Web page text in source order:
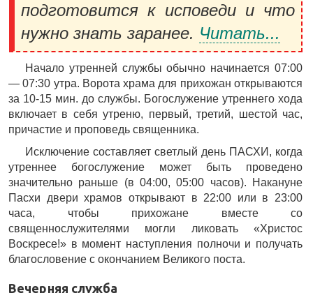
подготовится к исповеди и что
нужно знать заранее. Читать...
Начало утренней службы обычно начинается 07:00
— 07:30 утра. Ворота храма для прихожан открываются
за 10-15 мин. до службы. Богослужение утреннего хода
включает в себя утреню, первый, третий, шестой час,
причастие и проповедь священника.
Исключение составляет светлый день ПАСХИ, когда
утреннее богослужение может быть проведено
значительно раньше (в 04:00, 05:00 часов). Накануне
Пасхи двери храмов открывают в 22:00 или в 23:00
часа, чтобы прихожане вместе со
священнослужителями могли ликовать «Христос
Воскресе!» в момент наступления полночи и получать
благословение с окончанием Великого поста.
Вечерняя служба